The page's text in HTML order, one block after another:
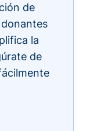
de
la
de